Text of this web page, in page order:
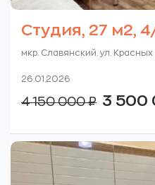
Студия, 27 м2,
мкр. Славянский. ул. Красных
26.01.2026
4 150 000₽
цена
150
000 ₽.
3 500